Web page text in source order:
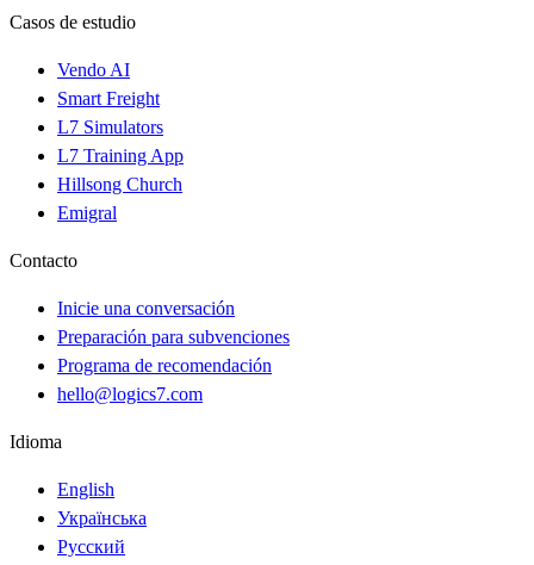
Casos de estudio
Vendo AI
Smart Freight
L7 Simulators
L7 Training App
Hillsong Church
Emigral
Contacto
Inicie una conversación
Preparación para subvenciones
Programa de recomendación
hello@logics7.com
Idioma
English
Українська
Русский